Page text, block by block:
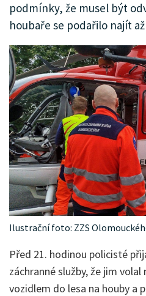
podmínky, že musel být
houbaře se podařilo najít
Ilustrační foto: ZZS
Před 21. hodinou policisté
záchranné služby, že jim
vozidlem do lesa na houby a